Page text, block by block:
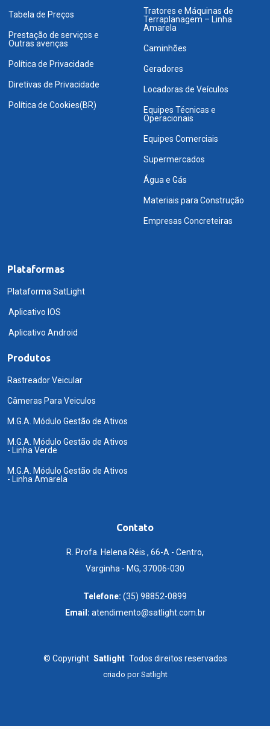
Tabela de Preços
Prestação de serviços e
Outras avenças
Política de Privacidade
Diretivas de Privacidade
Política de Cookies(BR)
Tratores e Máquinas de
Terraplanagem – Linha
Amarela
Caminhões
Geradores
Locadoras de Veículos
Equipes Técnicas e
Operacionais
Equipes Comerciais
Supermercados
Água e Gás
Materiais para Construção
Empresas Concreteiras
Plataformas
Plataforma SatLight
Aplicativo IOS
Aplicativo Android
Produtos
Rastreador Veicular
Câmeras Para Veiculos
M.G.A. Módulo Gestão de Ativos
M.G.A. Módulo Gestão de Ativos
- Linha Verde
M.G.A. Módulo Gestão de Ativos
- Linha Amarela
Contato
R. Profa. Helena Réis , 66-A - Centro,
Varginha - MG, 37006-030
Telefone: (35) 98852-0899
Email: atendimento@satlight.com.br
© Copyright Satlight Todos direitos reservados
criado porSatlight